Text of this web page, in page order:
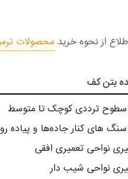
محصولات
بتن کف
سطوح ترددی کوچک تا متوسط
های کنار جاده‌ها و پیاده
نواحی تعمیری افقی
نواحی شیب دار